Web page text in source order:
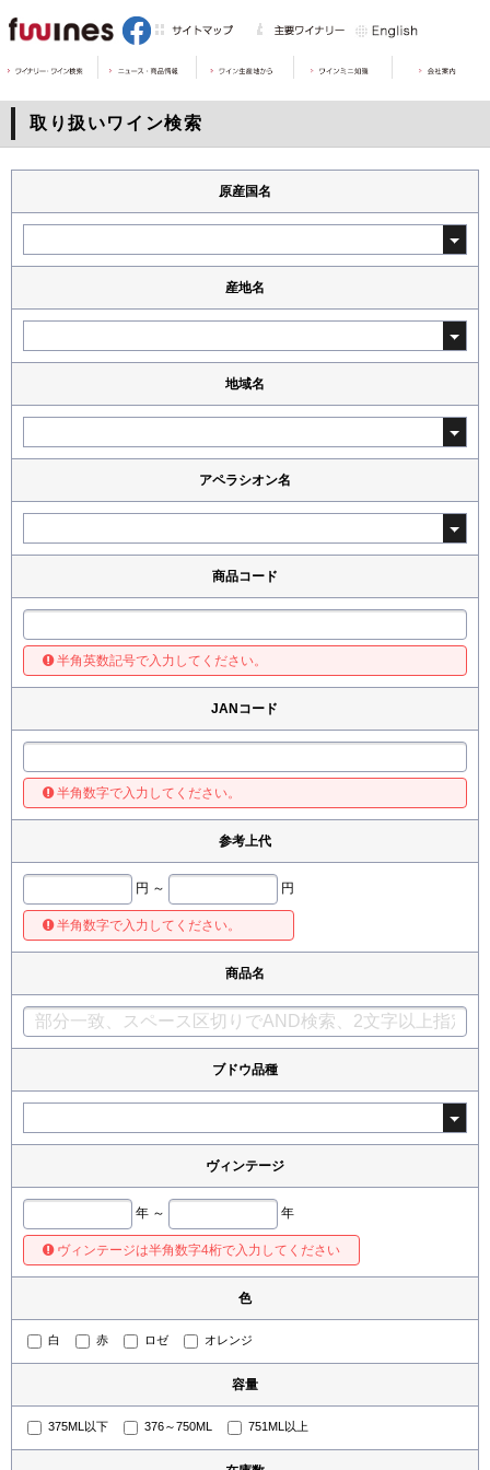
取り扱いワイン検索
原産国名
産地名
地域名
アペラシオン名
商品コード
半角英数記号で入力してください。
JANコード
半角数字で入力してください。
参考上代
円 ～ 円
半角数字で入力してください。
商品名
ブドウ品種
ヴィンテージ
年 ～ 年
ヴィンテージは半角数字4桁で入力してください
色
白 赤 ロゼ オレンジ
容量
375ML以下 376～750ML 751ML以上